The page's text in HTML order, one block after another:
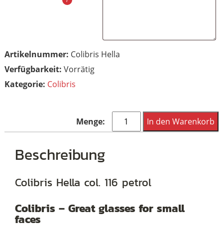
Artikelnummer: Colibris Hella
Vorrätig
Kategorie: Colibris
Colibris
Hella
Menge
In den Warenkorb
Beschreibung
Colibris Hella col. 116 petrol
Colibris – Great glasses for small
faces